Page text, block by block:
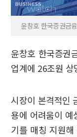
윤창호 한국증권금
윤창호 한국증권
업계에 26조원
시장이 본격적인
용에 어려움이 예
기를 매칭 지원해